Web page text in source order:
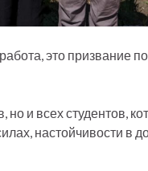
это призвание
и всех студентов,
настойчивости в